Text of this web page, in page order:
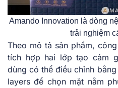
Amando Innovation là dòng
trải nghiệm
Theo mô tả sản phẩm,
tích hợp hai lớp tạo cảm
dùng có thể điều chỉnh
layers để chọn mặt nằm